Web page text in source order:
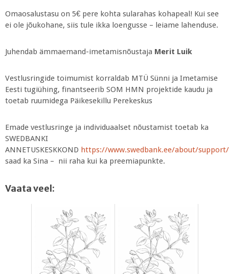
Omaosalustasu on 5€ pere kohta sularahas kohapeal! Kui see
ei ole jõukohane, siis tule ikka loengusse – leiame lahenduse.
Juhendab ämmaemand-imetamisnõustaja Merit Luik
Vestlusringide toimumist korraldab MTÜ Sünni ja Imetamise
Eesti tugiühing, finantseerib SOM HMN projektide kaudu ja
toetab ruumidega Päikesekillu Perekeskus
Emade vestlusringe ja individuaalset nõustamist toetab ka
SWEDBANKI
ANNETUSKESKKOND https://www.swedbank.ee/about/
saad ka Sina – nii raha kui ka preemiapunkte.
Vaata veel: